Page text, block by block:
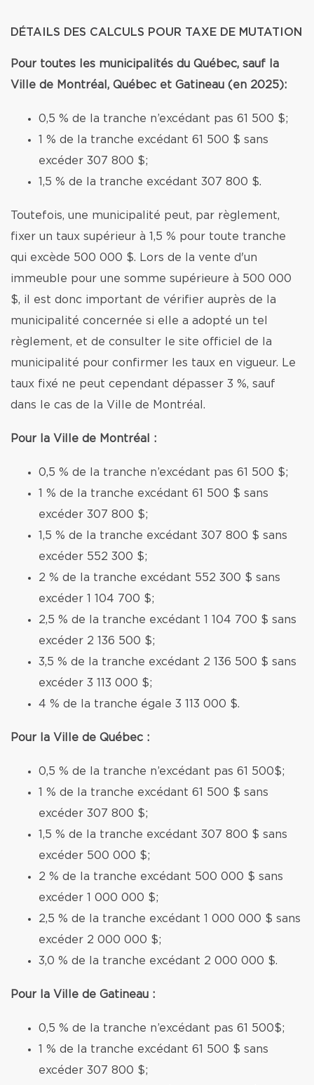
DÉTAILS DES CALCULS POUR TAXE DE MUTATION
Pour toutes les municipalités du Québec, sauf la
Ville de Montréal, Québec et Gatineau (en 2025):
0,5 % de la tranche n’excédant pas 61 500 $;
1 % de la tranche excédant 61 500 $ sans
excéder 307 800 $;
1,5 % de la tranche excédant 307 800 $.
Toutefois, une municipalité peut, par règlement,
fixer un taux supérieur à 1,5 % pour toute tranche
qui excède 500 000 $. Lors de la vente d'un
immeuble pour une somme supérieure à 500 000
$, il est donc important de vérifier auprès de la
municipalité concernée si elle a adopté un tel
règlement, et de consulter le site officiel de la
municipalité pour confirmer les taux en vigueur. Le
taux fixé ne peut cependant dépasser 3 %, sauf
dans le cas de la Ville de Montréal.
Pour la Ville de Montréal :
0,5 % de la tranche n’excédant pas 61 500 $;
1 % de la tranche excédant 61 500 $ sans
excéder 307 800 $;
1,5 % de la tranche excédant 307 800 $ sans
excéder 552 300 $;
2 % de la tranche excédant 552 300 $ sans
excéder 1 104 700 $;
2,5 % de la tranche excédant 1 104 700 $ sans
excéder 2 136 500 $;
3,5 % de la tranche excédant 2 136 500 $ sans
excéder 3 113 000 $;
4 % de la tranche égale 3 113 000 $.
Pour la Ville de Québec :
0,5 % de la tranche n’excédant pas 61 500$;
1 % de la tranche excédant 61 500 $ sans
excéder 307 800 $;
1,5 % de la tranche excédant 307 800 $ sans
excéder 500 000 $;
2 % de la tranche excédant 500 000 $ sans
excéder 1 000 000 $;
2,5 % de la tranche excédant 1 000 000 $ sans
excéder 2 000 000 $;
3,0 % de la tranche excédant 2 000 000 $.
Pour la Ville de Gatineau :
0,5 % de la tranche n’excédant pas 61 500$;
1 % de la tranche excédant 61 500 $ sans
excéder 307 800 $;